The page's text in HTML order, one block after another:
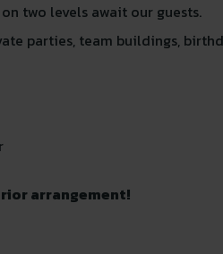
two levels await our guests.
parties, team buildings,
arrangement!